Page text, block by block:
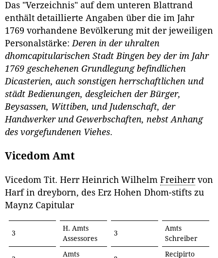
Das "Verzeichnis" auf dem unteren Blattrand
enthält detaillierte Angaben über die im Jahr
1769 vorhandene Bevölkerung mit der jeweiligen
Personalstärke:Deren in der uhralten
dhomcapitularischen Stadt Bingen bey der im Jahr
1769 geschehenen Grundlegung befindlichen
Dicasterien, auch sonstigen herrschaftlichen und
städt Bedienungen, desgleichen der Bürger,
Beysassen, Wittiben, und Judenschaft, der
Handwerker und Gewerbschaften, nebst Anhang
des vorgefundenen Viehes.
Vicedom Amt
Vicedom Tit. Herr Heinrich Wilhelm Freiherrvon
Harf in dreyborn, des Erz Hohen Dhom-stifts zu
Maynz Capitular
3
H. Amts
Assessores
3
Amts
Schreiber
Amts Recipirto